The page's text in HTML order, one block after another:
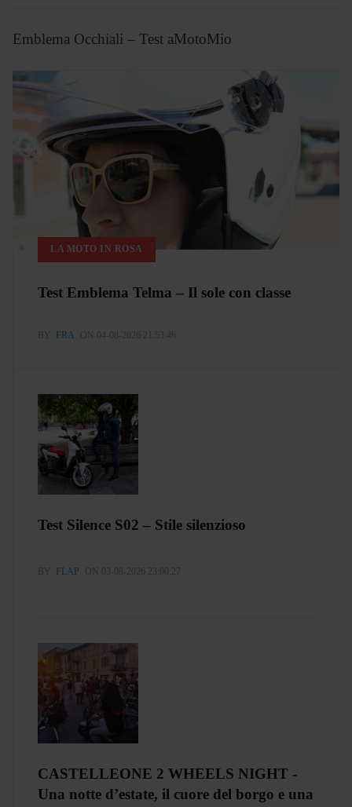
Emblema Occhiali – Test aMotoMio
LA MOTO IN ROSA
Test Emblema Telma – Il sole con classe
BY FRA ON 04-08-2026 21:53:46
Test Silence S02 – Stile silenzioso
BY FLAP ON 03-08-2026 23:00:27
CASTELLEONE 2 WHEELS NIGHT -
Una notte d’estate, il cuore del borgo e una